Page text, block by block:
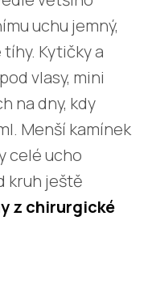
uchu jemný,
Kytičky a
vlasy, mini
na dny, kdy
Menší kamínek
celé ucho
kruh ještě
z chirurgické